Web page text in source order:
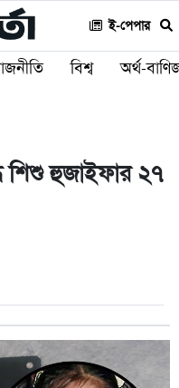
ই-পেপার
বিশ্ব অর্থ-
শিশু হুজাইফার ২৭